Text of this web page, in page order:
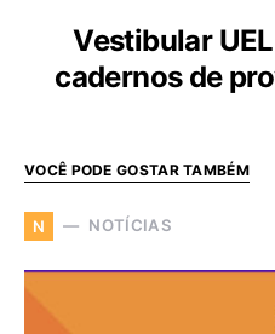
Vestibular
cadernos de
VOCÊ PODE GOSTAR TAMBÉM
N NOTÍCIAS